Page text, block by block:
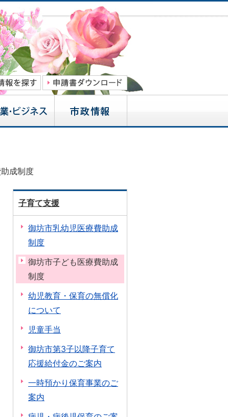
成制度
子育て支援
御坊市乳幼児医療費助成
制度
御坊市子ども医療費助成
制度
幼児教育・保育の無償化
について
児童手当
御坊市第3子以降子育て
応援給付金のご案内
一時預かり保育事業のご
案内